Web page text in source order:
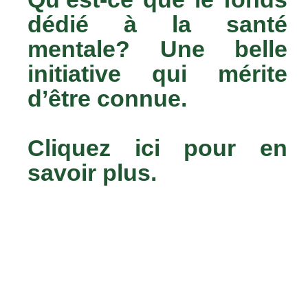
dédié à la santé
mentale? Une belle
initiative qui mérite
d’être connue.
Cliquez ici pour en
savoir plus.